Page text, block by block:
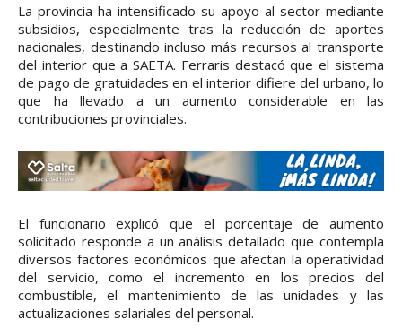
La provincia ha intensificado su apoyo al sector mediante
subsidios, especialmente tras la reducción de aportes
nacionales, destinando incluso más recursos al transporte
del interior que a SAETA. Ferraris destacó que el sistema
de pago de gratuidades en el interior difiere del urbano, lo
que ha llevado a un aumento considerable en las
contribuciones provinciales.
El funcionario explicó que el porcentaje de aumento
solicitado responde a un análisis detallado que contempla
diversos factores económicos que afectan la operatividad
del servicio, como el incremento en los precios del
combustible, el mantenimiento de las unidades y las
actualizaciones salariales del personal.